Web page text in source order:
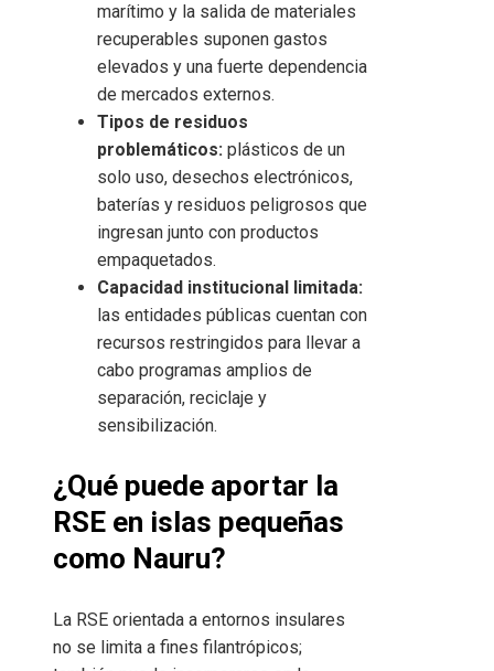
marítimo y la salida de materiales
recuperables suponen gastos
elevados y una fuerte dependencia
de mercados externos.
Tipos de residuos
problemáticos: plásticos de un
solo uso, desechos electrónicos,
baterías y residuos peligrosos que
ingresan junto con productos
empaquetados.
Capacidad institucional limitada:
las entidades públicas cuentan con
recursos restringidos para llevar a
cabo programas amplios de
separación, reciclaje y
sensibilización.
¿Qué puede aportar la
RSE en islas pequeñas
como Nauru?
La RSE orientada a entornos insulares
no se limita a fines filantrópicos;